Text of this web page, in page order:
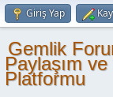
Giriş Yap
Gemlik
Paylaşım ve
Platformu